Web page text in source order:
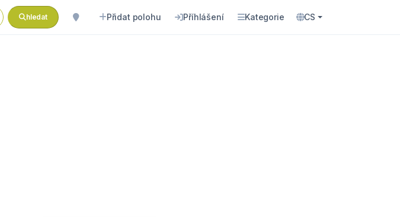
hledat Přidat polohu Příhlášení Kategorie CS